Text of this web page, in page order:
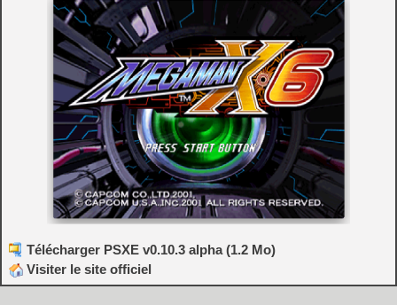
Télécharger PSXE v0.10.3 alpha (1.2 Mo)
Visiter le site officiel